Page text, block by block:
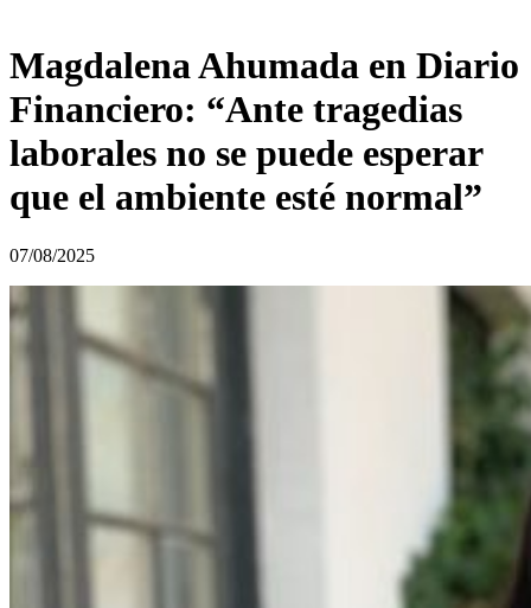
Magdalena Ahumada en Diario
Financiero: “Ante tragedias
laborales no se puede esperar
que el ambiente esté normal”
07/08/2025